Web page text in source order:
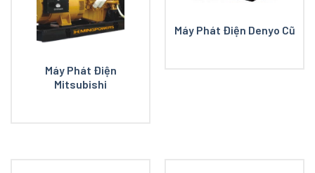
Máy Phát Điện
Mitsubishi
Máy Phát Điện Denyo Cũ